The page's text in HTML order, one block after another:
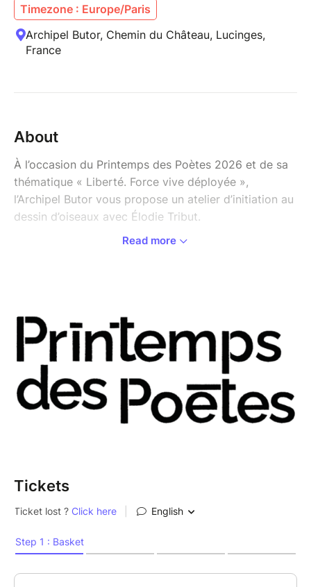
Timezone : Europe/Paris
Archipel Butor, Chemin du Château, Lucinges,
France
About
À l’occasion du Printemps des Poètes 2026 et de sa
thématique « Liberté. Force vive déployée »,
l’Archipel Butor vous propose un atelier d’initiation au
dessin d’oiseaux avec Élodie Tribut.
Rendez-vous au Manoir des livres le samedi 21 mars
2026 à partir de 15h.
Cet évènement est ouvert à toutes et tous, à partir
de 8 ans (si l’enfant est accompagné).
Lieu de rendez-vous : Manoir des livres – 91 chemin
du Château – Lucinges.
Forfait atelier à partir de 12 ans : 5€/pers
Gratuit pour les moins de 12 ans.
Read more
Tickets